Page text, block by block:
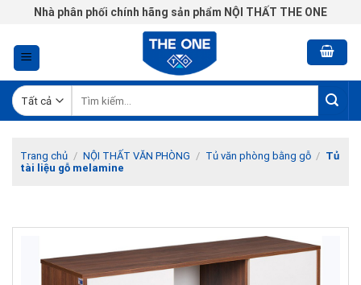
Chuyển
nội
dung
Nhà phân phối chính hãng sản phẩm NỘI THẤT THE ONE
kiếm:
Trang chủ / NỘI THẤT VĂN PHÒNG / Tủ văn phòng bằng gỗ / Tủ
tài liệu gỗ melamine